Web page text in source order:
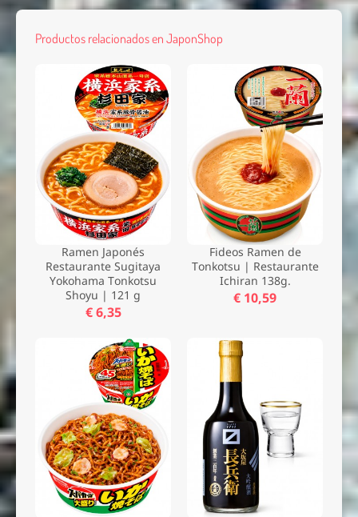
Productos relacionados en JaponShop
Ramen Japonés
Restaurante Sugitaya
Yokohama Tonkotsu
Shoyu | 121 g
€ 6,35
Fideos Ramen de
Tonkotsu | Restaurante
Ichiran 138g.
€ 10,59